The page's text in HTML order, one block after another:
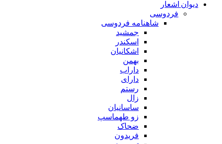
دیوان اشعار
فردوسی
شاهنامه فردوسی
جمشید
اسکندر
اشکانیان
بهمن
داراب
دارای
رستم
زال
ساسانیان
زو طهماسپ‏
ضحاک
فریدون